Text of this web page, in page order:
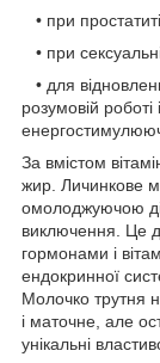
• при
• при
• для
розумовій
За вмістом
жир. Личинкове
омолоджуючою
виключення. Це
гормонами і
ендокринної
Молочко трутня
і маточне, але
унікальні